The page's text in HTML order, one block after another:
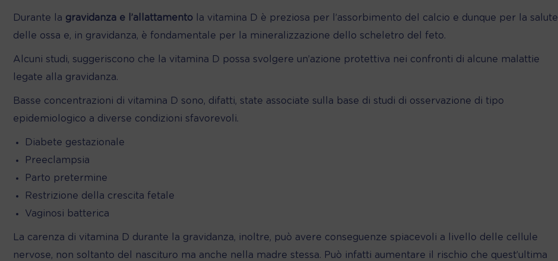
Durante la gravidanza e l’allattamento la vitamina D è preziosa per l’assorbimento del calcio e dunque per la salute
delle ossa e, in gravidanza, è fondamentale per la mineralizzazione dello scheletro del feto.
Alcuni studi, suggeriscono che la vitamina D possa svolgere un’azione protettiva nei confronti di alcune malattie
legate alla gravidanza.
Basse concentrazioni di vitamina D sono, difatti, state associate sulla base di studi di osservazione di tipo
epidemiologico a diverse condizioni sfavorevoli.
Diabete gestazionale
Preeclampsia
Parto pretermine
Restrizione della crescita fetale
Vaginosi batterica
La carenza di vitamina D durante la gravidanza, inoltre, può avere conseguenze spiacevoli a livello delle cellule
nervose, non soltanto del nascituro ma anche nella madre stessa. Può infatti aumentare il rischio che quest’ultima